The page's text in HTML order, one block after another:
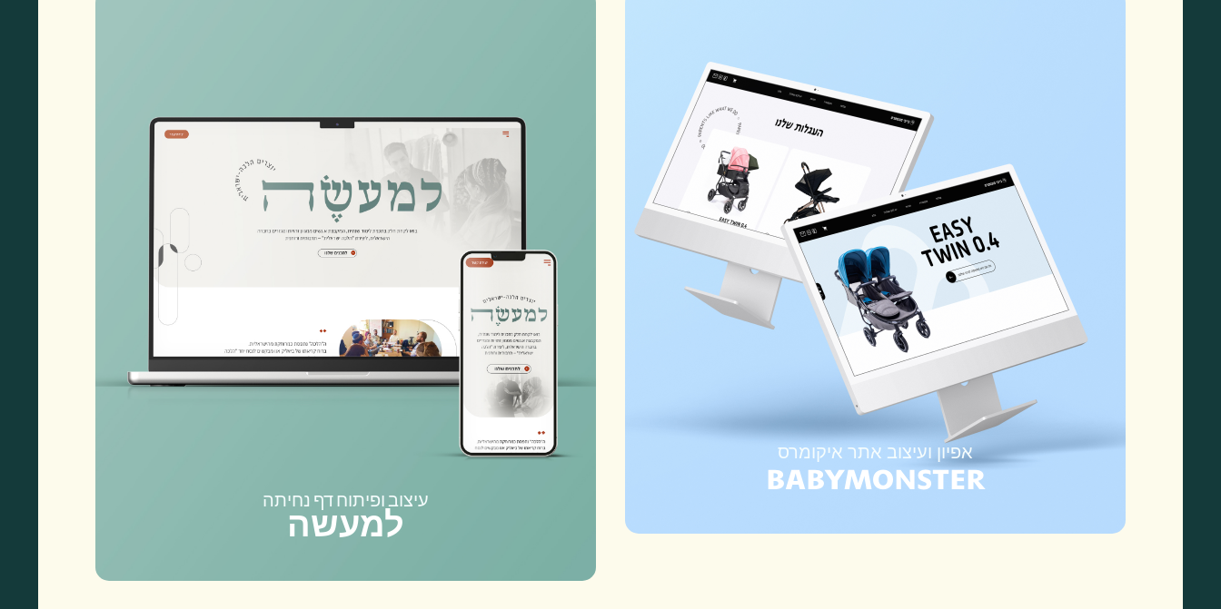
אפיון ועיצוב אתר איקומרס
BABYMONSTER
עיצוב ופיתוח דף נחיתה
למעשה